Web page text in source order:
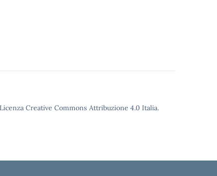
Creative Commons Attribuzione 4.0 Italia.